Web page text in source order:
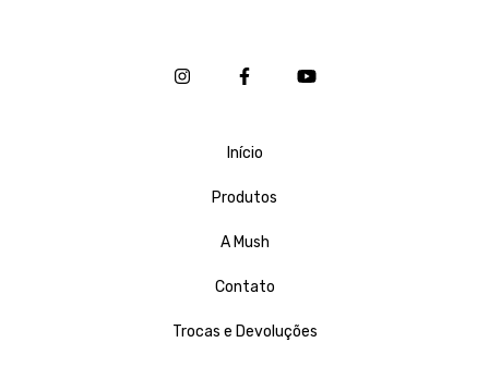
Início
Produtos
A Mush
Contato
Trocas e Devoluções